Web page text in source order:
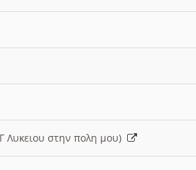
Λυκειου στην πολη μου)